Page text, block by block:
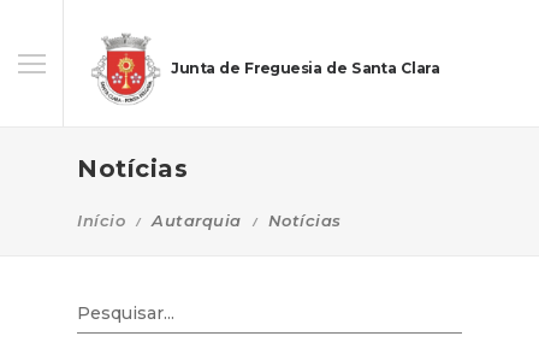
Junta de Freguesia de Santa Clara
Notícias
Início Autarquia Notícias